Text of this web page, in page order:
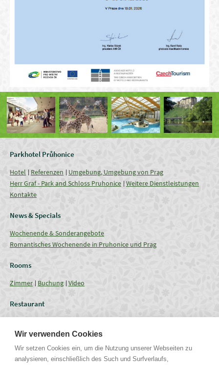
Parkhotel Průhonice
Hotel Referenzen
Umgebung, Umgebung von Prag
Herr Graf - Park and Schloss Pruhonice Weitere Dienstleistungen
Kontakte
News & Specials
Wochenende & Sonderangebote
Romantisches Wochenende in Pruhonice und Prag
Rooms
Zimmer Buchung Video
Restaurant
Tagungsräume Fassungsgrössen Technische Ausrüstung
Wir verwenden Cookies
Wir setzen Cookies ein, um die Nutzung unserer Webseiten zu
analysieren, einschließlich des Such und Surfverlaufs,